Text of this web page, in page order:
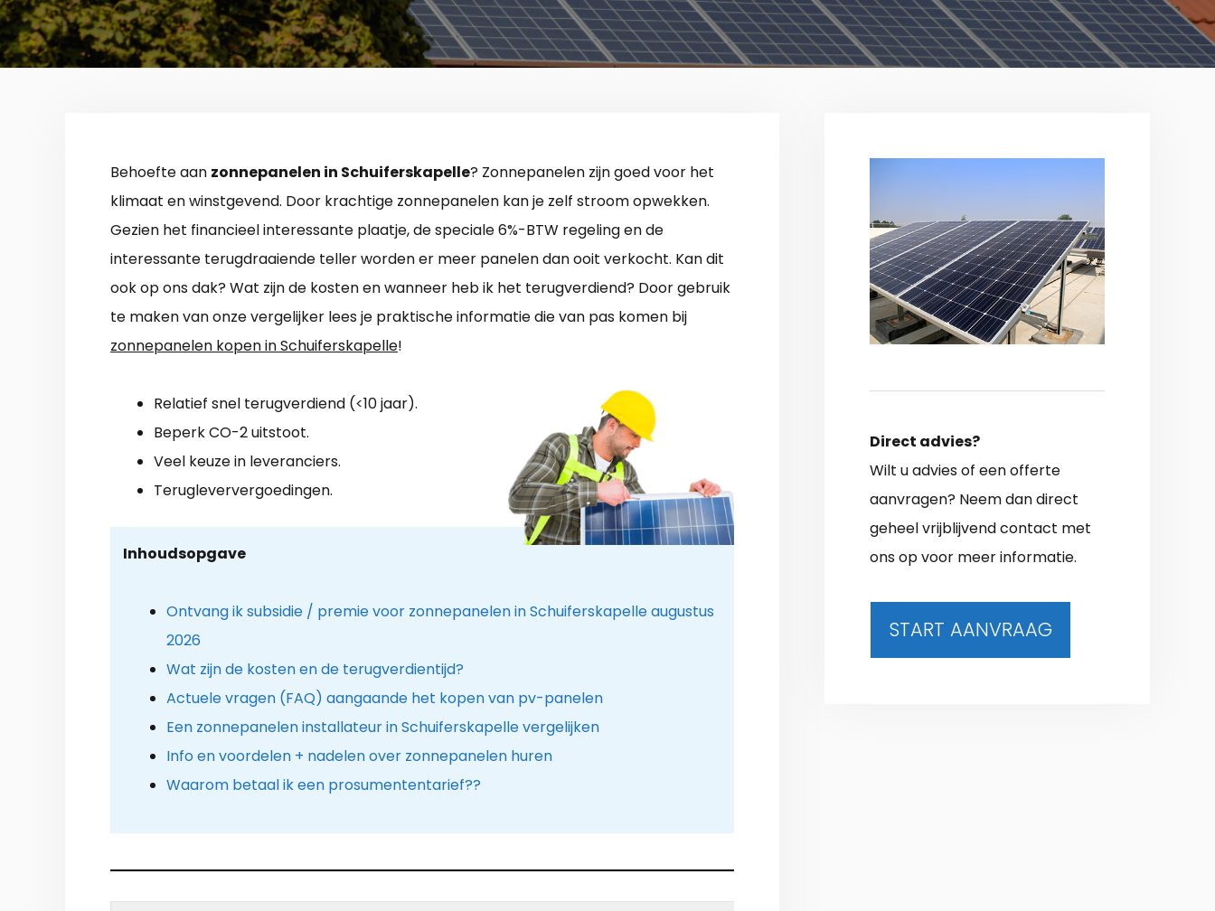
Behoefte aan zonnepanelen in Schuiferskapelle? Zonnepanelen zijn goed voor het
klimaat en winstgevend. Door krachtige zonnepanelen kan je zelf stroom opwekken.
Gezien het financieel interessante plaatje, de speciale 6%-BTW regeling en de
interessante terugdraaiende teller worden er meer panelen dan ooit verkocht. Kan dit
ook op ons dak? Wat zijn de kosten en wanneer heb ik het terugverdiend? Door gebruik
te maken van onze vergelijker lees je praktische informatie die van pas komen bij
zonnepanelen kopen in Schuiferskapelle!
Relatief snel terugverdiend (<10 jaar).
Beperk CO-2 uitstoot.
Veel keuze in leveranciers.
Terugleververgoedingen.
Inhoudsopgave
Ontvang ik subsidie / premie voor zonnepanelen in Schuiferskapelle augustus
2026
Wat zijn de kosten en de terugverdientijd?
Actuele vragen (FAQ) aangaande het kopen van pv-panelen
Een zonnepanelen installateur in Schuiferskapelle vergelijken
Info en voordelen + nadelen over zonnepanelen huren
Waarom betaal ik een prosumententarief??
Direct advies?
Wilt u advies of een offerte
aanvragen? Neem dan direct
geheel vrijblijvend contact met
ons op voor meer informatie.
START AANVRAAG